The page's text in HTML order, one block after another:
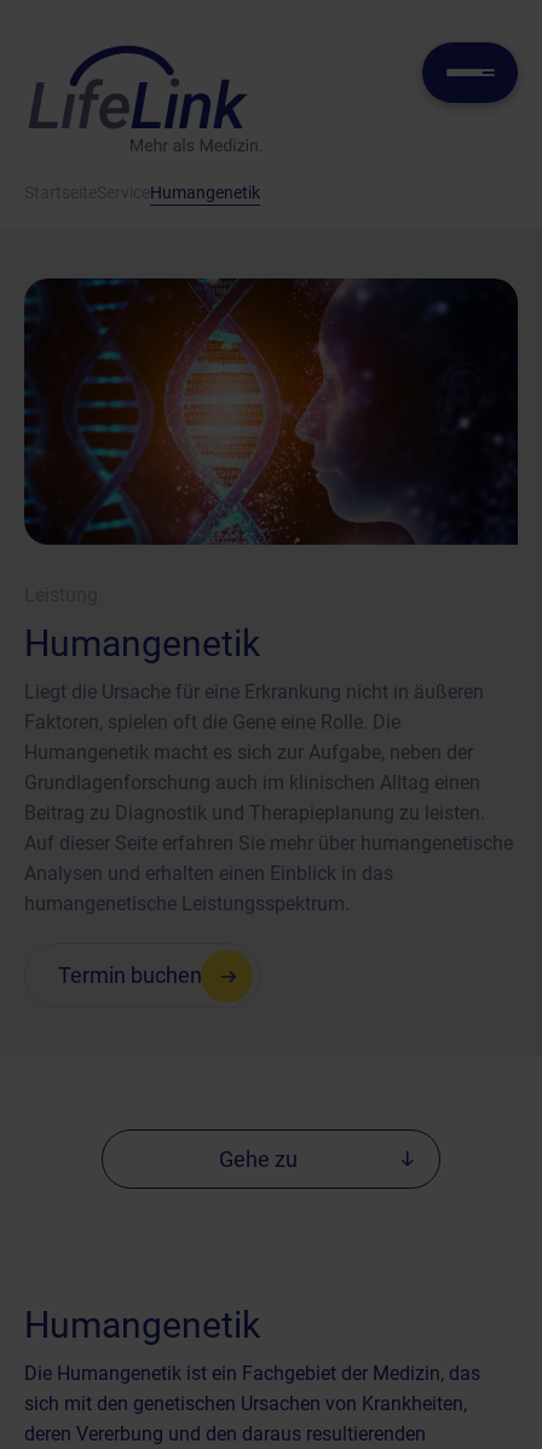
Humangenetik
Humangenetik
Liegt die Ursache für eine Erkrankung nicht in äußeren
Faktoren, spielen oft die Gene eine Rolle. Die
Humangenetik macht es sich zur Aufgabe, neben der
Grundlagenforschung auch im klinischen Alltag einen
Beitrag zu Diagnostik und Therapieplanung zu leisten.
Auf dieser Seite erfahren Sie mehr über humangenetische
Analysen und erhalten einen Einblick in das
humangenetische Leistungsspektrum.
Termin buchen
Gehe zu
Humangenetik
Die Humangenetik ist ein Fachgebiet der Medizin, das
sich mit den genetischen Ursachen von Krankheiten,
deren Vererbung und den daraus resultierenden